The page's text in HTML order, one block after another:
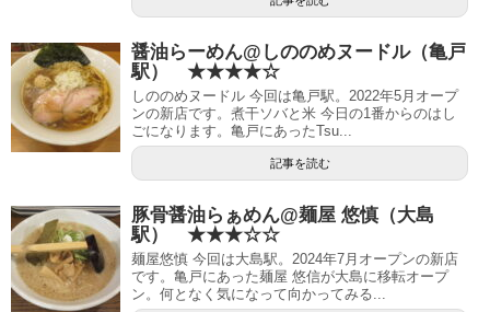
醤油らーめん@しののめヌードル（亀戸
駅） ★★★★☆
しののめヌードル 今回は亀戸駅。2022年5月オープ
ンの新店です。煮干ソバと米 今日の1番からのはし
ごになります。亀戸にあったTsu...
記事を読む
豚骨醤油らぁめん@麺屋 悠慎（大島
駅） ★★★☆☆
麺屋悠慎 今回は大島駅。2024年7月オープンの新店
です。亀戸にあった麺屋 悠信が大島に移転オープ
ン。何となく気になって向かってみる...